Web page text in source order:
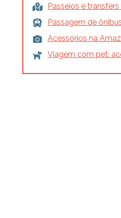
Passeios e
Passagem de
Acessórios na
Viagem com pet: